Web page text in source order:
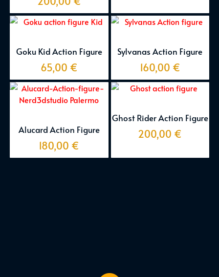
Goku Kid Action Figure
65,00 €
Sylvanas Action Figure
160,00 €
Alucard Action Figure
180,00 €
Ghost Rider Action Figure
200,00 €